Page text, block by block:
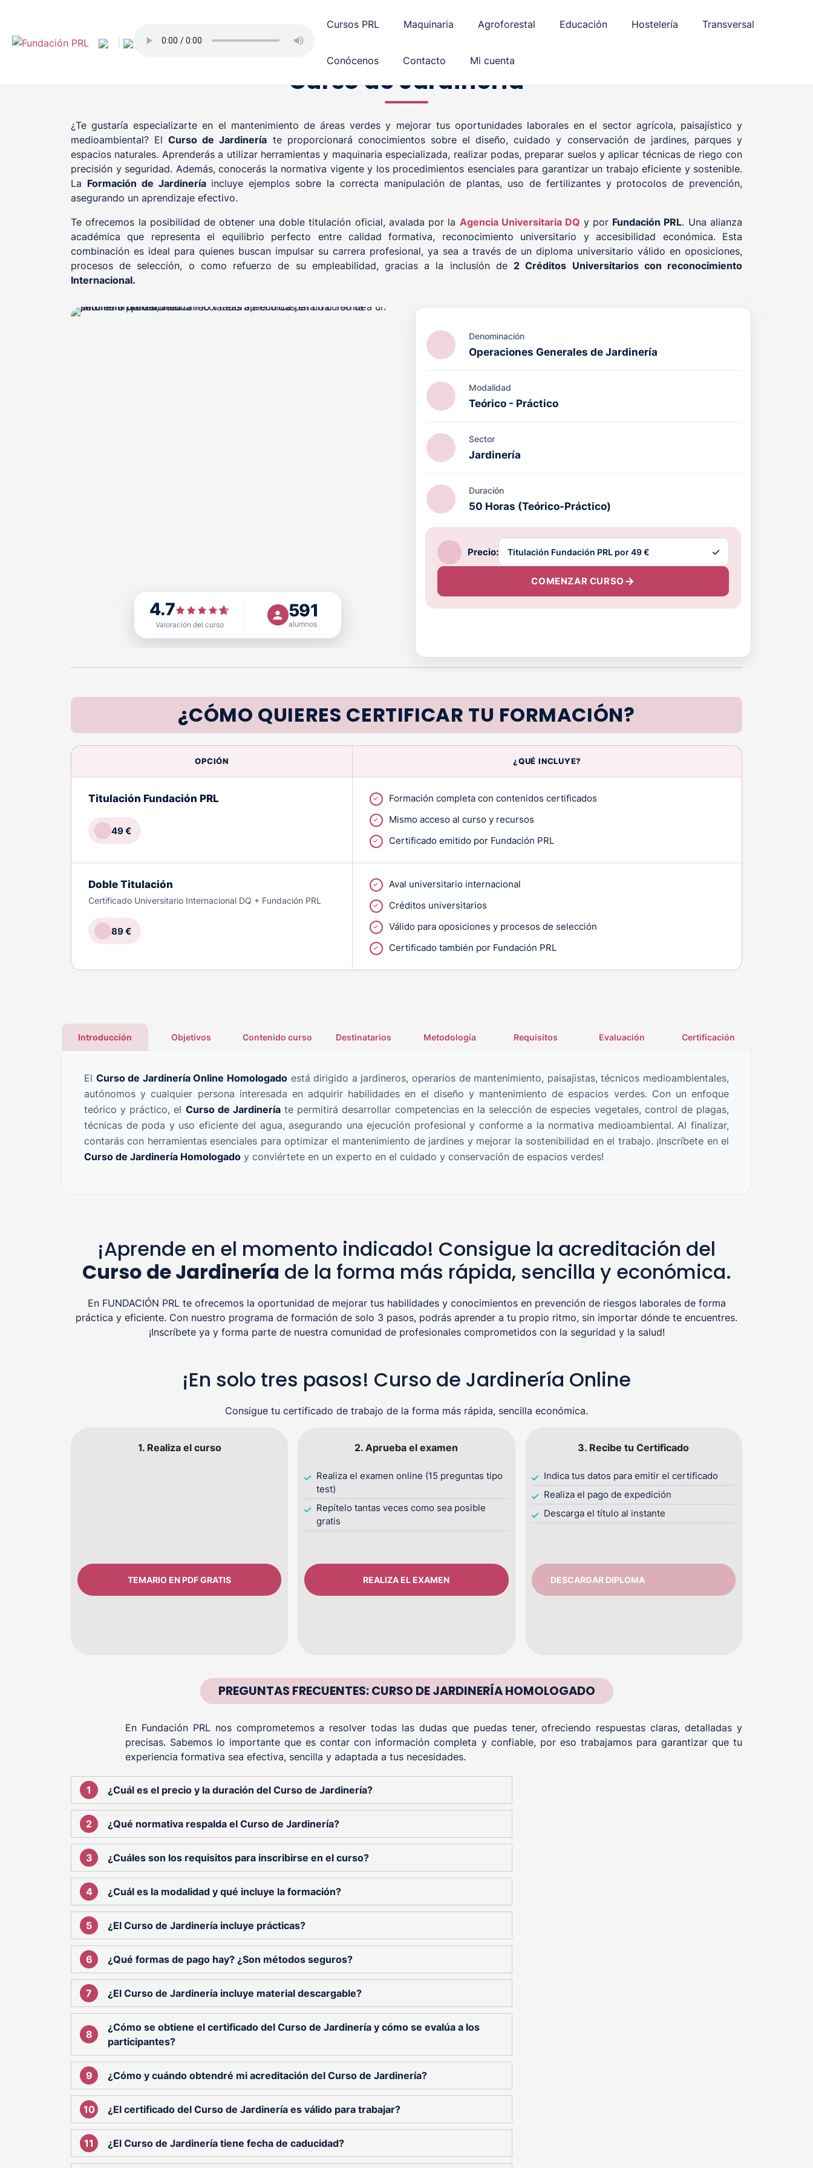
contenido
Cursos PRL Maquinaria Agroforestal Educación Hostelería Transversal
Conócenos Contacto Mi cuenta
Curso de Jardinería
¿Te gustaría especializarte en el mantenimiento de áreas verdes y mejorar tus oportunidades laborales en el sector agrícola, paisajístico y
medioambiental? ElCurso de Jardinería te proporcionará conocimientos sobre el diseño, cuidado y conservación de jardines, parques y
espacios naturales. Aprenderás a utilizar herramientas y maquinaria especializada, realizar podas, preparar suelos y aplicar técnicas de riego con
precisión y seguridad. Además, conocerás la normativa vigente y los procedimientos esenciales para garantizar un trabajo eficiente y sostenible.
La Formación de Jardineríaincluye ejemplos sobre la correcta manipulación de plantas, uso de fertilizantes y protocolos de prevención,
asegurando un aprendizaje efectivo.
Te ofrecemos la posibilidad de obtener una doble titulación oficial, avalada por la Agencia Universitaria DQ y por Fundación PRL. Una alianza
académica que representa el equilibrio perfecto entre calidad formativa, reconocimiento universitario y accesibilidad económica. Esta
combinación es ideal para quienes buscan impulsar su carrera profesional, ya sea a través de un diploma universitario válido en oposiciones,
procesos de selección, o como refuerzo de su empleabilidad, gracias a la inclusión de2 Créditos Universitarios con reconocimiento
Internacional.
4.7
Valoración del curso
591
alumnos
Denominación
Operaciones Generales de Jardinería
Modalidad
Teórico - Práctico
Sector
Jardinería
Duración
50 Horas (Teórico-Práctico)
Precio:
COMENZAR CURSO
¿CÓMO QUIERES CERTIFICAR TU FORMACIÓN?
OPCIÓN ¿QUÉ INCLUYE?
Titulación Fundación PRL
49 €
Formación completa con contenidos certificados
Mismo acceso al curso y recursos
Certificado emitido por Fundación PRL
Doble Titulación
Certificado Universitario Internacional DQ + Fundación PRL
89 €
Aval universitario internacional
Créditos universitarios
Válido para oposiciones y procesos de selección
Certificado también por Fundación PRL
Introducción Objetivos Contenido curso Destinatarios Metodología Requisitos Evaluación Certificación
El Curso de Jardinería Online Homologado está dirigido a jardineros, operarios de mantenimiento, paisajistas, técnicos medioambientales,
autónomos y cualquier persona interesada en adquirir habilidades en el diseño y mantenimiento de espacios verdes. Con un enfoque
teórico y práctico, el Curso de Jardineríate permitirá desarrollar competencias en la selección de especies vegetales, control de plagas,
técnicas de poda y uso eficiente del agua, asegurando una ejecución profesional y conforme a la normativa medioambiental. Al finalizar,
contarás con herramientas esenciales para optimizar el mantenimiento de jardines y mejorar la sostenibilidad en el trabajo. ¡Inscríbete en el
Curso de Jardinería Homologado y conviértete en un experto en el cuidado y conservación de espacios verdes!
¡Aprende en el momento indicado! Consigue la acreditación del
Curso de Jardinería de la forma más rápida, sencilla y económica.
En FUNDACIÓN PRL te ofrecemos la oportunidad de mejorar tus habilidades y conocimientos en prevención de riesgos laborales de forma
práctica y eficiente. Con nuestro programa de formación de solo 3 pasos, podrás aprender a tu propio ritmo, sin importar dónde te encuentres.
¡Inscríbete ya y forma parte de nuestra comunidad de profesionales comprometidos con la seguridad y la salud!
¡En solo tres pasos! Curso de Jardinería Online
Consigue tu certificado de trabajo de la forma más rápida, sencilla económica.
1. Realiza el curso
TEMARIO EN PDF GRATIS
2. Aprueba el examen
Realiza el examen online (15 preguntas tipo
test)
Repítelo tantas veces como sea posible
gratis
REALIZA EL EXAMEN
3. Recibe tu Certificado
Indica tus datos para emitir el certificado
Realiza el pago de expedición
Descarga el título al instante
DESCARGAR DIPLOMA
PREGUNTAS FRECUENTES: CURSO DE JARDINERÍA HOMOLOGADO
En Fundación PRL nos comprometemos a resolver todas las dudas que puedas tener, ofreciendo respuestas claras, detalladas y
precisas. Sabemos lo importante que es contar con información completa y confiable, por eso trabajamos para garantizar que tu
experiencia formativa sea efectiva, sencilla y adaptada a tus necesidades.
¿Cuál es el precio y la duración del Curso de Jardinería?
¿Qué normativa respalda el Curso de Jardinería?
¿Cuáles son los requisitos para inscribirse en el curso?
¿Cuál es la modalidad y qué incluye la formación?
¿El Curso de Jardinería incluye prácticas?
¿Qué formas de pago hay? ¿Son métodos seguros?
¿El Curso de Jardinería incluye material descargable?
¿Cómo se obtiene el certificado del Curso de Jardinería y cómo se evalúa a los
participantes?
¿Cómo y cuándo obtendré mi acreditación del Curso de Jardinería?
¿El certificado del Curso de Jardinería es válido para trabajar?
¿El Curso de Jardinería tiene fecha de caducidad?